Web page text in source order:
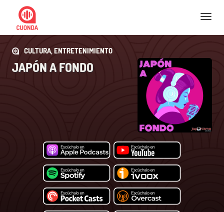
Nav
CULTURA, ENTRETENIMIENTO
JAPÓN A FONDO